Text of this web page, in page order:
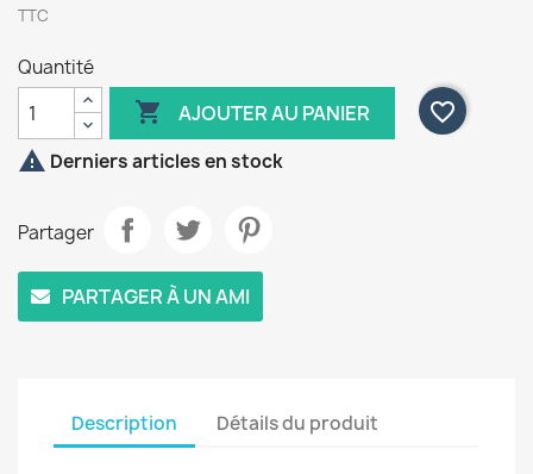
TTC
Quantité
 AJOUTER AU PANIER
favorite_border
 Derniers articles en stock
Partager
PARTAGER À UN AMI
Description Détails du produit